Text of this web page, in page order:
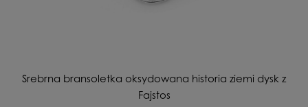
Srebrna bransoletka oksydowana historia ziemi dysk z
Fajstos